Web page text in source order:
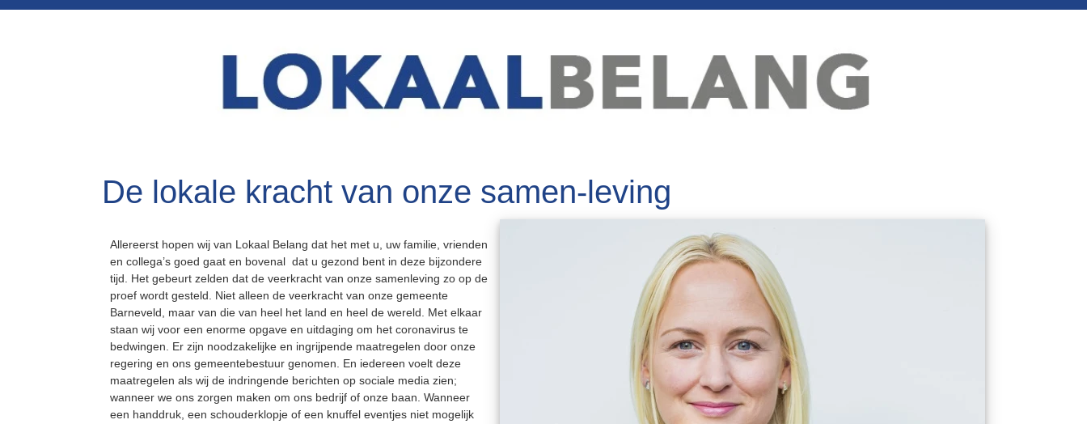
De lokale kracht van onze samen-leving
Allereerst hopen wij van Lokaal Belang dat het met u, uw familie, vrienden
en collega’s goed gaat en bovenal dat u gezond bent in deze bijzondere
tijd. Het gebeurt zelden dat de veerkracht van onze samenleving zo op de
proef wordt gesteld. Niet alleen de veerkracht van onze gemeente
Barneveld, maar van die van heel het land en heel de wereld. Met elkaar
staan wij voor een enorme opgave en uitdaging om het coronavirus te
bedwingen. Er zijn noodzakelijke en ingrijpende maatregelen door onze
regering en ons gemeentebestuur genomen. En iedereen voelt deze
maatregelen als wij de indringende berichten op sociale media zien;
wanneer we ons zorgen maken om ons bedrijf of onze baan. Wanneer
een handdruk, een schouderklopje of een knuffel eventjes niet mogelijk